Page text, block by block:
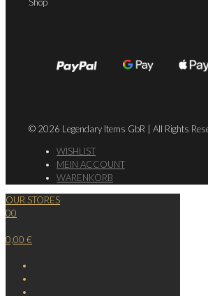
Shop
© 2026 Legendary Items GbR | All Rights
WISHLIST
MEIN ACCOUNT
WARENKORB
OUR STORES
00
0,00 €